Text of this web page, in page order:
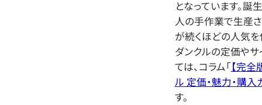
となっています。
人の手作業で生産
が続くほどの人気を
ダンクルの定価や
ては、コラム「【完全
ル 定価・魅力・購入
す。